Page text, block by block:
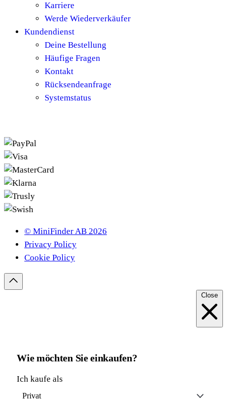
Karriere
Werde Wiederverkäufer
Kundendienst
Deine Bestellung
Häufige Fragen
Kontakt
Rücksendeanfrage
Systemstatus
© MiniFinder AB 2026
Privacy Policy
Cookie Policy
Close
Wie möchten Sie einkaufen?
Ich kaufe als
Privat